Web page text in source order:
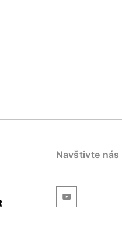
Navštivte nás